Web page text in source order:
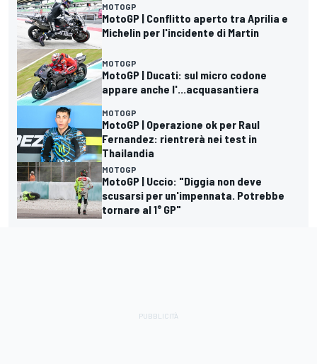
MOTOGP
MotoGP | Conflitto aperto tra Aprilia e
Michelin per l'incidente di Martin
MOTOGP
MotoGP | Ducati: sul micro codone
appare anche l'...acquasantiera
MOTOGP
MotoGP | Operazione ok per Raul
Fernandez: rientrerà nei test in
Thailandia
MOTOGP
MotoGP | Uccio: "Diggia non deve
scusarsi per un'impennata. Potrebbe
tornare al 1° GP"